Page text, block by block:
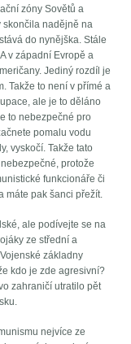
zóny Sovětů a
skončila nadějně na
do nynějška. Stále
v západní Evropě a
Jediný rozdíl je
Takže to není v přímé a
ale je to děláno
to nebezpečné pro
pomalu vodu
vyskočí. Takže tato
protože
funkcionáře či
máte pak šanci přežít.
ale podívejte se na
ze střední a
základny
kdo je zde agresivní?
zahraničí utratilo pět
nejvíce ze